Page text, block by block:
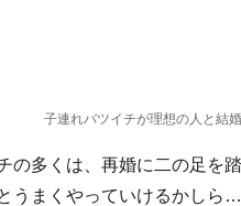
子連れバツイチが理想の人と結
の多くは、再婚に二の足を踏
うまくやっていけるかしら